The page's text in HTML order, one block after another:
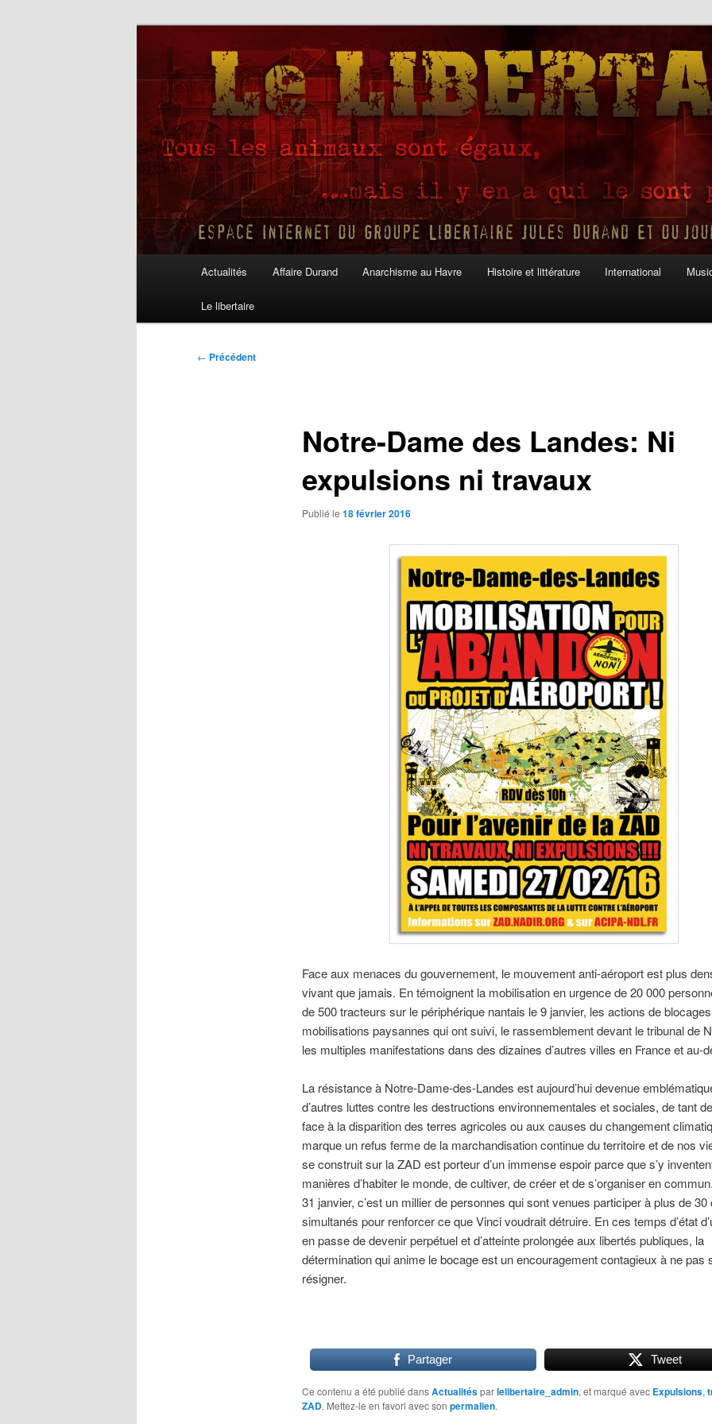
Le Libertaire
Actualités Affaire Durand Anarchisme au Havre Histoire et littérature International
Le libertaire
Navigation
← Précédent
Notre-Dame des Landes: Ni
expulsions ni travaux
Publié le 18 février 2016
Face aux menaces du gouvernement, le mouvement anti-aéroport est plus
vivant que jamais. En témoignent la mobilisation en urgence de 20 000
de 500 tracteurs sur le périphérique nantais le 9 janvier, les actions de
mobilisations paysannes qui ont suivi, le rassemblement devant le tribunal de
les multiples manifestations dans des dizaines d’autres villes en France et au-
La résistance à Notre-Dame-des-Landes est aujourd’hui devenue
d’autres luttes contre les destructions environnementales et sociales, de tant
face à la disparition des terres agricoles ou aux causes du changement
marque un refus ferme de la marchandisation continue du territoire et de nos
se construit sur la ZAD est porteur d’un immense espoir parce que s’y
manières d’habiter le monde, de cultiver, de créer et de s’organiser en
31 janvier, c’est un millier de personnes qui sont venues participer à plus de 30
simultanés pour renforcer ce que Vinci voudrait détruire. En ces temps d’état
en passe de devenir perpétuel et d’atteinte prolongée aux libertés publiques, la
détermination qui anime le bocage est un encouragement contagieux à ne pas
résigner.
Partager Tweet
Ce contenu a été publié dansActualitésparlelibertaire_admin, et marqué avec Expulsions,
ZAD. Mettez-le en favori avec son permalien.